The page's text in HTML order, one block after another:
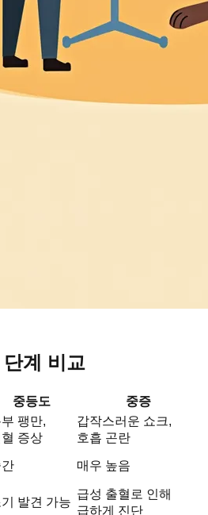
계 비교
중등도
중증
팽만,
혈 증상
갑작스러운 쇼크,
호흡 곤란
매우 높음
발견 가능
급성 출혈로 인해
급하게 진단